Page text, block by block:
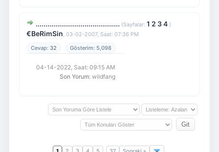
........................................... (Sayfalar: 1 2 34)
€BeRimSin, 03-02-2007, Saat: 07:36 PM
32
5,098
04-14-2022, Saat: 09:15 AM
Son Yorum: wildfang